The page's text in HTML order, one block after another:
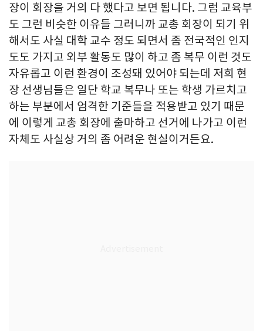
장이 회장을 거의 다 했다고 보면 됩니다. 그럼 교육부
도 그런 비슷한 이유들 그러니까 교총 회장이 되기 위
해서도 사실 대학 교수 정도 되면서 좀 전국적인 인지
도도 가지고 외부 활동도 많이 하고 좀 복무 이런 것도
자유롭고 이런 환경이 조성돼 있어야 되는데 저희 현
장 선생님들은 일단 학교 복무나 또는 학생 가르치고
하는 부분에서 엄격한 기준들을 적용받고 있기 때문
에 이렇게 교총 회장에 출마하고 선거에 나가고 이런
자체도 사실상 거의 좀 어려운 현실이거든요.